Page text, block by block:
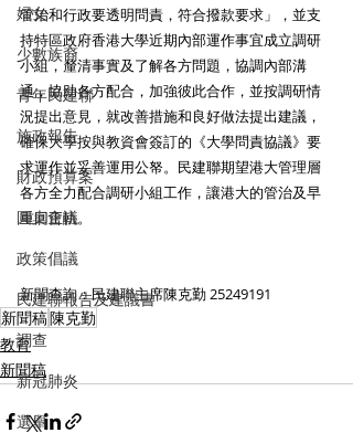
婦女
少數族裔
青年民建聯
施政報告
財政預算案
圓桌會議
政策倡議
民建聯報告及建議書
調查
新冠肺炎
選舉
管治和行政要透明問責，符合撥款要求」，並支
持特區政府香港大學近期內部運作事宜成立調研
小組，釐清事實及了解各方問題，協調內部溝
通，協助各方配合，加強彼此合作，並按調研情
況提出意見，就改善措施和良好做法提出建議，
確保大學按與教資會簽訂的《大學問責協議》要
求運作並妥善運用公帑。民建聯期望港大管理層
各方全力配合調研小組工作，讓港大的管治及早
重回正軌。
新聞查詢：民建聯主席陳克勤 25249191
新聞稿陳克勤
教育
新聞稿